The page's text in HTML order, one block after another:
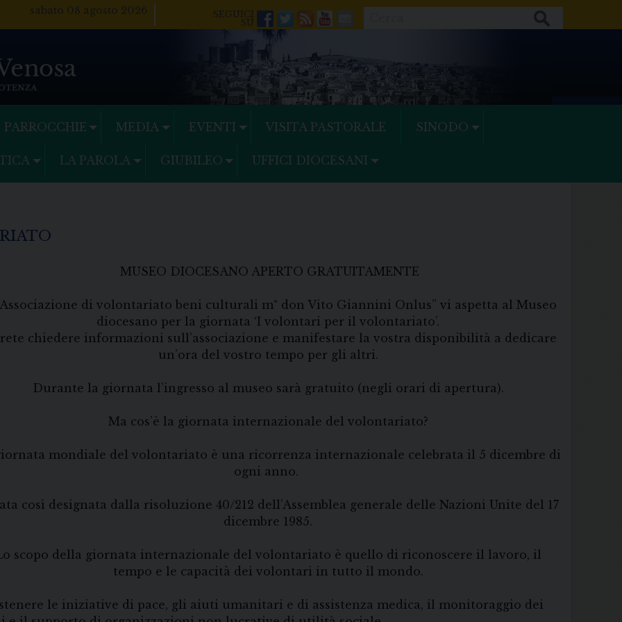
sabato 08 agosto 2026
Facebook
Twitter
FeedsYoutube
Mail
PARROCCHIE MEDIA EVENTI VISITA PASTORALE SINODO
LA PAROLA GIUBILEO UFFICI DIOCESANI
MUSEO DIOCESANO APERTO GRATUITAMENTE
di volontariato beni culturali m° don Vito Giannini Onlus” vi aspetta al Museo
diocesano per la giornata ‘I volontari per il volontariato’.
chiedere informazioni sull’associazione e manifestare la vostra disponibilità a dedicare
un’ora del vostro tempo per gli altri.
Durante la giornata l’ingresso al museo sarà gratuito (negli orari di apertura).
Ma cos’è la giornata internazionale del volontariato?
mondiale del volontariato è una ricorrenza internazionale celebrata il 5 dicembre di
ogni anno.
così designata dalla risoluzione 40/212 dell’Assemblea generale delle Nazioni Unite del 17
dicembre 1985.
scopo della giornata internazionale del volontariato è quello di riconoscere il lavoro, il
tempo e le capacità dei volontari in tutto il mondo.
le iniziative di pace, gli aiuti umanitari e di assistenza medica, il monitoraggio dei